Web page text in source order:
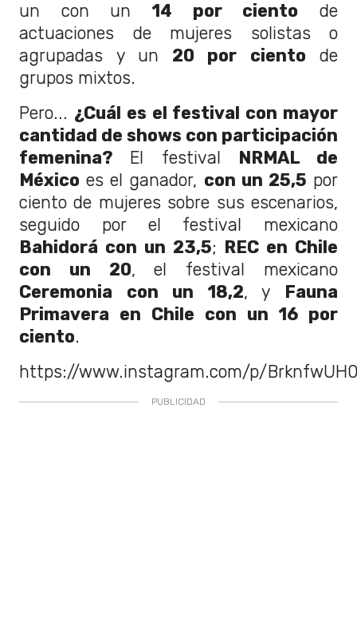
un con un14 por ciento de
actuaciones de mujeres solistas o
agrupadas y un 20 por ciento de
grupos mixtos.
Pero... ¿Cuál es el festival con mayor
cantidad de shows con participación
femenina? El festival NRMAL de
México es el ganador, con un 25,5 por
ciento de mujeres sobre sus escenarios,
seguido por el festival mexicano
Bahidorá con un 23,5; REC en Chile
con un 20, el festival mexicano
Ceremonia con un 18,2, y Fauna
Primavera en Chile con un 16 por
ciento.
https://www.instagram.com/p/